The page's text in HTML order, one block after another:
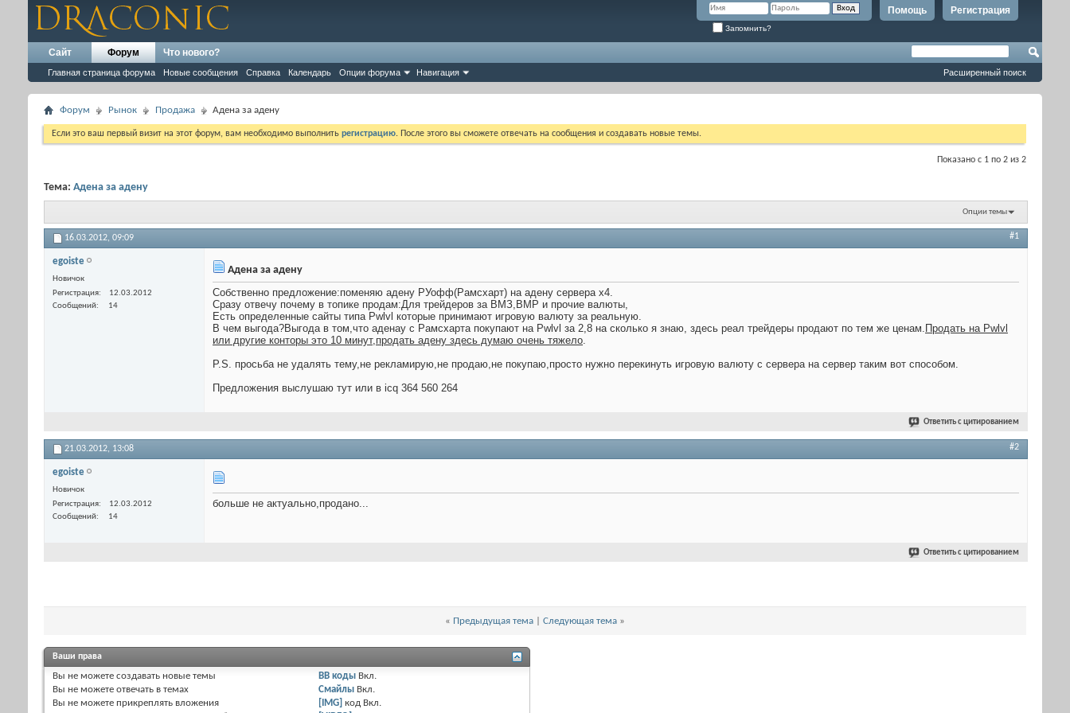
Регистрация
Помощь
Запомнить?
Сайт Форум
Главная страница форума Новые сообщения Справка Календарь Опции форума Навигация
Что нового?
Расширенный поиск
Форум Рынок Продажа Адена за адену
Если это ваш первый визит на этот форум, вам необходимо выполнить регистрацию. После этого вы сможете отвечать на сообщения и создавать новые темы.
Показано с 1 по 2 из 2
Тема: Адена за адену
Опции темы
16.03.2012, 09:09 #1
egoiste
Новичок
Регистрация
12.03.2012
Сообщений
14
Адена за адену
Собственно предложение:поменяю адену РУофф(Рамсхарт) на адену сервера х4.
Сразу отвечу почему в топике продам:Для трейдеров за ВМЗ,ВМР и прочие валюты,
Есть определенные сайты типа Pwlvl которые принимают игровую валюту за реальную.
В чем выгода?Выгода в том,что аденау с Рамсхарта покупают на Pwlvl за 2,8 на сколько я знаю, здесь реал трейдеры продают по тем же ценам. Продать на Pwlvl
или другие конторы это 10 минут,продать адену здесь думаю очень тяжело.
P.S. просьба не удалять тему,не рекламирую,не продаю,не покупаю,просто нужно перекинуть игровую валюту с сервера на сервер таким вот способом.
Предложения выслушаю тут или в icq 364 560 264
Ответить с цитированием
21.03.2012, 13:08 #2
egoiste
Новичок
Регистрация
12.03.2012
Сообщений
14
больше не актуально,продано...
Ответить с цитированием
« Предыдущая тема Следующая тема »
Ваши права
Вы не можете создавать новые темы
Вы не можете отвечать в темах
Вы не можете прикреплять вложения
BB коды Вкл.
Смайлы Вкл.
[IMG] код Вкл.